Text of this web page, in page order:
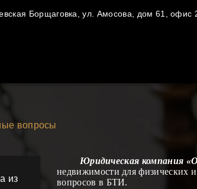
Борщаговка, ул. Амосова, дом 61, офис
вопросы
из
Юридическая компания
недвижимости для физических
вопросов в БТИ.